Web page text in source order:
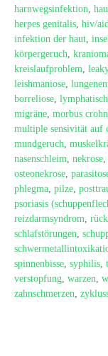
harnwegsinfektion,
herpes genitalis, hiv/
infektion der haut,
körpergeruch,
kreislaufproblem,
leishmaniose,
borreliose,
migräne, morbus crohn
multiple sensivität auf
mundgeruch,
nasenschleim, nekrose,
osteonekrose,
phlegma, pilze,
psoriasis
reizdarmsyndrom,
schlafstörungen,
spinnenbisse, syphilis,
verstopfung, warzen,
zahnschmerzen,